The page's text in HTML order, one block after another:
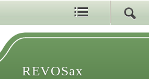
REVOSax